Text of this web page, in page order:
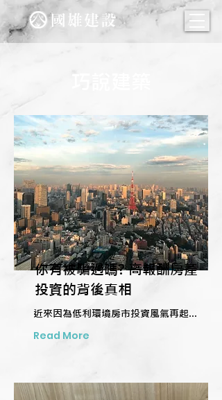
你有被騙過嗎? 高報酬房產
投資的背後真相
近來因為低利環境房市投資風氣再起...
Read More